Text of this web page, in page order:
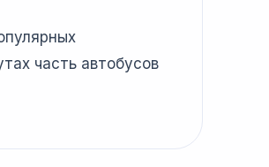
часть автобусов